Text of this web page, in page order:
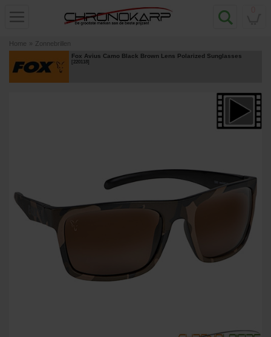
Home » Zonnebrillen
Fox Avius Camo Black Brown Lens Polarized Sunglasses
[220118]